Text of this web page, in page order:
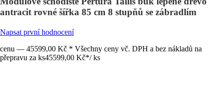
antracit rovné šířka 85 cm 8 stupňů se zábradlím
Napsat první hodnocení
cenu — 45599,00 Kč * Všechny ceny vč. DPH a bez nákladů na
přepravu za ks45599,00 Kč*/ ks